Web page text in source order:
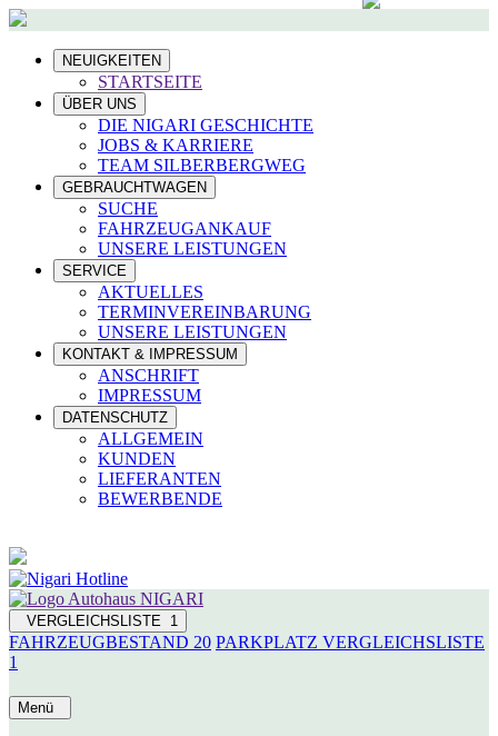
NEUIGKEITEN
STARTSEITE
ÜBER UNS
DIE NIGARI GESCHICHTE
JOBS & KARRIERE
TEAM SILBERBERGWEG
GEBRAUCHTWAGEN
SUCHE
FAHRZEUGANKAUF
UNSERE LEISTUNGEN
SERVICE
AKTUELLES
TERMINVEREINBARUNG
UNSERE LEISTUNGEN
KONTAKT & IMPRESSUM
ANSCHRIFT
IMPRESSUM
DATENSCHUTZ
ALLGEMEIN
KUNDEN
LIEFERANTEN
BEWERBENDE
VERGLEICHSLISTE 1
FAHRZEUGBESTAND 20 PARKPLATZ VERGLEICHSLISTE
1
Menü